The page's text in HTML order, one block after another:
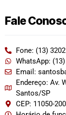
Fale
Fone: (13)
WhatsApp:
Email:
Endereço: Av.
Santos/SP
CEP: 11050-200